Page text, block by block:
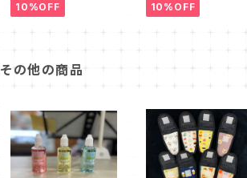
10%OFF 10%OFF
その他の商品